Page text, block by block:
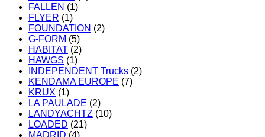
FALLEN (1)
FLYER (1)
FOUNDATION (2)
G-FORM (5)
HABITAT (2)
HAWGS (1)
INDEPENDENT Trucks (2)
KENDAMA EUROPE (7)
KRUX (1)
LA PAULADE (2)
LANDYACHTZ (10)
LOADED (21)
MADRID (4)